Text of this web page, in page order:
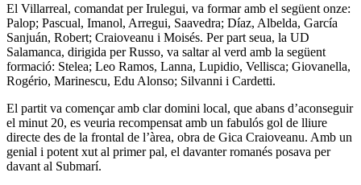
El Villarreal, comandat per Irulegui, va formar amb el següent onze:
Palop; Pascual, Imanol, Arregui, Saavedra; Díaz, Albelda, García
Sanjuán, Robert; Craioveanu i Moisés. Per part seua, la UD
Salamanca, dirigida per Russo, va saltar al verd amb la següent
formació: Stelea; Leo Ramos, Lanna, Lupidio, Vellisca; Giovanella,
Rogério, Marinescu, Edu Alonso; Silvanni i Cardetti.
El partit va començar amb clar domini local, que abans d’aconseguir
el minut 20, es veuria recompensat amb un fabulós gol de lliure
directe des de la frontal de l’àrea, obra de Gica Craioveanu. Amb un
genial i potent xut al primer pal, el davanter romanés posava per
davant al Submarí.